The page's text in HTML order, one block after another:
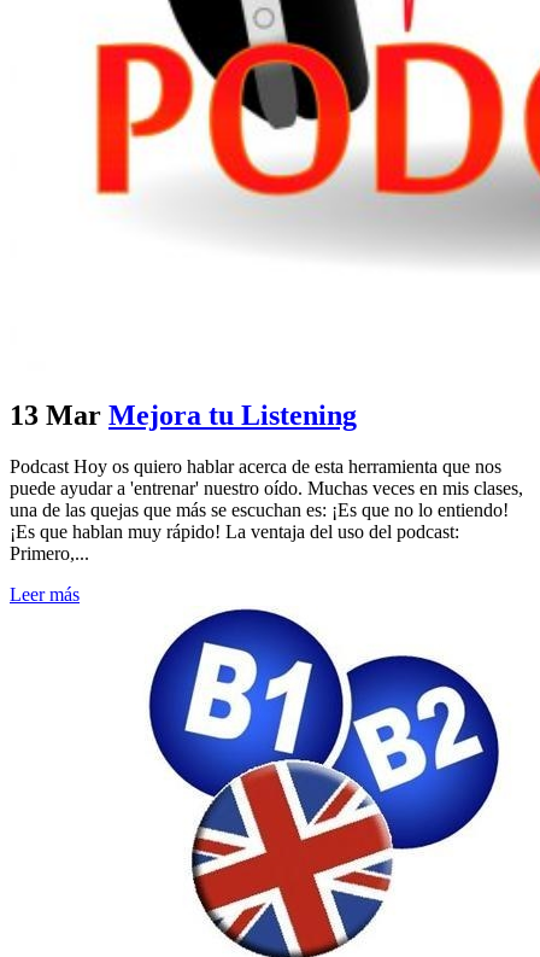
13 Mar Mejora tu Listening
Podcast Hoy os quiero hablar acerca de esta herramienta que nos
puede ayudar a 'entrenar' nuestro oído. Muchas veces en mis clases,
una de las quejas que más se escuchan es: ¡Es que no lo entiendo!
¡Es que hablan muy rápido! La ventaja del uso del podcast:
Primero,...
Leer más